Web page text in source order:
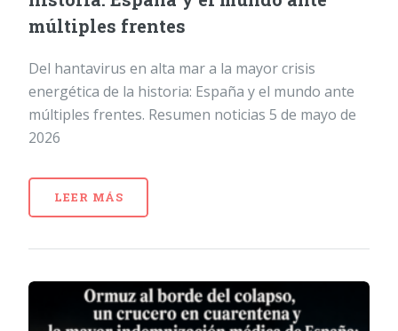
múltiples frentes
Del hantavirus en alta mar a la mayor crisis
energética de la historia: España y el mundo ante
múltiples frentes. Resumen noticias 5 de mayo de
2026
LEER MÁS